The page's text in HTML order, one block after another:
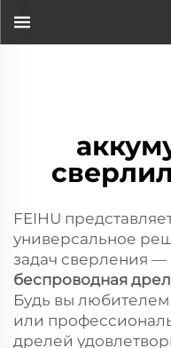
FEIHU
универсальное
задач сверления
беспроводная
Будь вы
или
дрелей